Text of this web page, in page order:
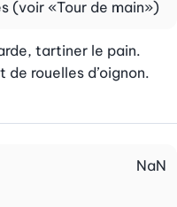
(voir «Tour de main»)
tartiner le pain.
rouelles d’oignon.
NaN